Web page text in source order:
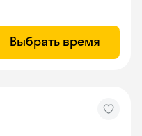
Выбрать время